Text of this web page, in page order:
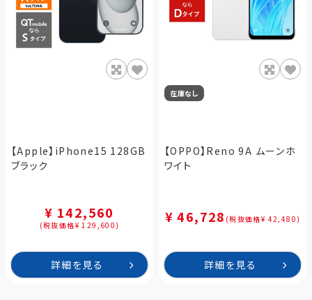
【Apple】iPhone15 128GB
ブラック
¥ 142,560
(税抜価格¥ 129,600)
詳細を見る
在庫なし
【OPPO】Reno 9A ムーンホ
ワイト
¥ 46,728 (税抜価格¥ 42,480)
詳細を見る